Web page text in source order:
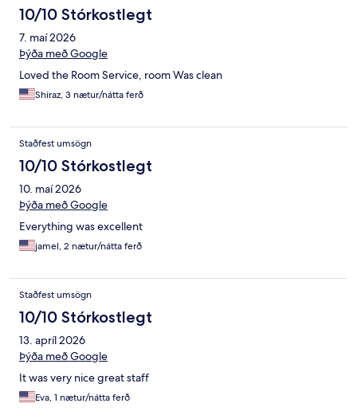
10/10 Stórkostlegt
7. maí 2026
Þýða með Google
Loved the Room Service, room Was clean
Shiraz, 3 nætur/nátta ferð
Staðfest umsögn
10/10 Stórkostlegt
10. maí 2026
Þýða með Google
Everything was excellent
jamel, 2 nætur/nátta ferð
Staðfest umsögn
10/10 Stórkostlegt
13. apríl 2026
Þýða með Google
It was very nice great staff
Eva, 1 nætur/nátta ferð